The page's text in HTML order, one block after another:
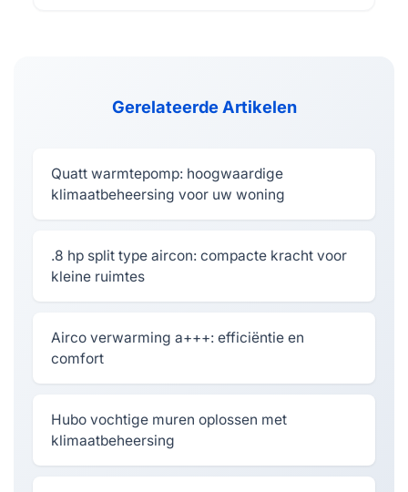
Gerelateerde Artikelen
Quatt warmtepomp: hoogwaardige
klimaatbeheersing voor uw woning
.8 hp split type aircon: compacte kracht voor
kleine ruimtes
Airco verwarming a+++: efficiëntie en
comfort
Hubo vochtige muren oplossen met
klimaatbeheersing